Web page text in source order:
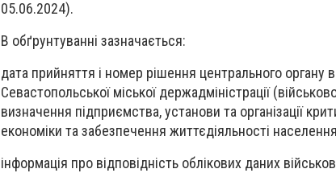
05.06.2024).
В обґрунтуванні зазначається:
дата прийняття і номер рішення центрального органу
Севастопольської міської держадміністрації
визначення підприємства, установи та організації
економіки та забезпечення життєдіяльності
інформація про відповідність облікових даних